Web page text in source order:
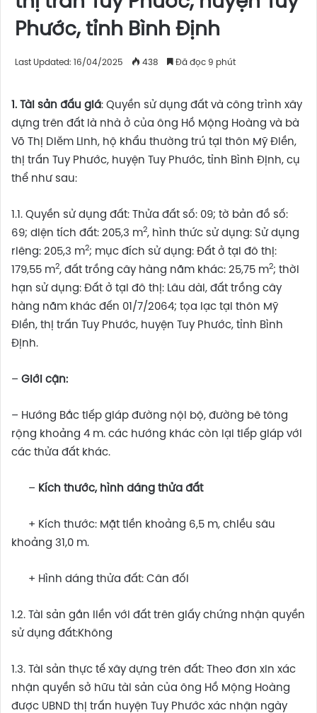
Phước, tỉnh Bình Định
Last Updated: 16/04/2025 438 Đã đọc 9 phút
1. Tài sản đấu giá: Quyền sử dụng đất và công trình xây
dựng trên đất là nhà ở của ông Hồ Mộng Hoàng và bà
Võ Thị Diễm Linh, hộ khẩu thường trú tại thôn Mỹ Điền,
thị trấn Tuy Phước, huyện Tuy Phước, tỉnh Bình Định, cụ
thể như sau:
1.1. Quyền sử dụng đất: Thửa đất số: 09; tờ bản đồ số:
69; diện tích đất: 205,3 m2, hình thức sử dụng: Sử dụng
riêng: 205,3 m2; mục đích sử dụng: Đất ở tại đô thị:
179,55 m2, đất trồng cây hàng năm khác: 25,75 m2; thời
hạn sử dụng: Đất ở tại đô thị: Lâu dài, đất trồng cây
hàng năm khác đến 01/7/2064; tọa lạc tại thôn Mỹ
Điền, thị trấn Tuy Phước, huyện Tuy Phước, tỉnh Bình
Định.
– Giới cận:
– Hướng Bắc tiếp giáp đường nội bộ, đường bê tông
rộng khoảng 4 m. các hướng khác còn lại tiếp giáp với
các thửa đất khác.
– Kích thước, hình dáng thửa đất
+ Kích thước: Mặt tiền khoảng 6,5 m, chiều sâu
khoảng 31,0 m.
+ Hình dáng thửa đất: Cân đối
1.2. Tài sản gắn liền với đất trên giấy chứng nhận quyền
sử dụng đất:Không
1.3. Tài sản thực tế xây dựng trên đất: Theo đơn xin xác
nhận quyền sở hữu tài sản của ông Hồ Mộng Hoàng
được UBND thị trấn huyện Tuy Phước xác nhận ngày